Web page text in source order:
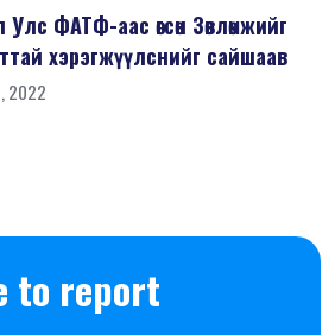
ФАТФ-аас өгсөн Зөвлөмжийг
хэрэгжүүлснийг сайшаав
2022
to report